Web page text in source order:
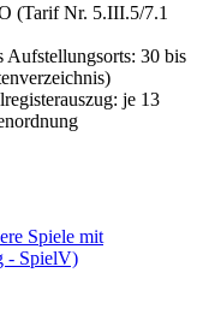
(Tarif Nr. 5.III.5/7.1
Aufstellungsorts: 30 bis
je 13
Spiele mit
- SpielV)